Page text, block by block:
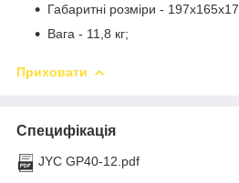
Габаритні розміри -
Вага - 11,8 кг;
Приховати
Специфікація
JYC GP40-12.pdf